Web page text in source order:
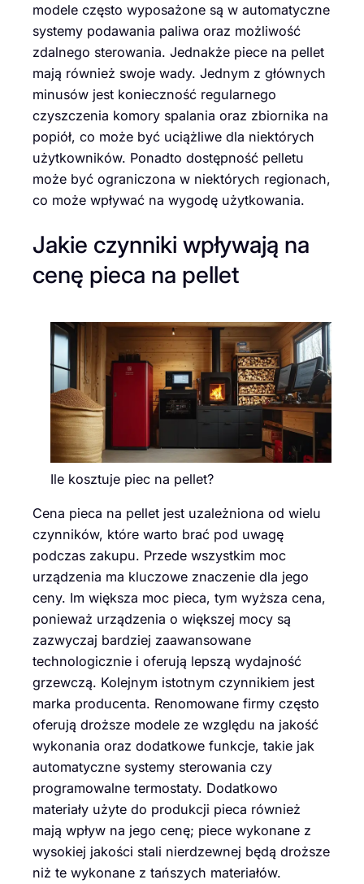
modele często wyposażone są w automatyczne
systemy podawania paliwa oraz możliwość
zdalnego sterowania. Jednakże piece na pellet
mają również swoje wady. Jednym z głównych
minusów jest konieczność regularnego
czyszczenia komory spalania oraz zbiornika na
popiół, co może być uciążliwe dla niektórych
użytkowników. Ponadto dostępność pelletu
może być ograniczona w niektórych regionach,
co może wpływać na wygodę użytkowania.
Jakie czynniki wpływają na
cenę pieca na pellet
Ile kosztuje piec na pellet?
Cena pieca na pellet jest uzależniona od wielu
czynników, które warto brać pod uwagę
podczas zakupu. Przede wszystkim moc
urządzenia ma kluczowe znaczenie dla jego
ceny. Im większa moc pieca, tym wyższa cena,
ponieważ urządzenia o większej mocy są
zazwyczaj bardziej zaawansowane
technologicznie i oferują lepszą wydajność
grzewczą. Kolejnym istotnym czynnikiem jest
marka producenta. Renomowane firmy często
oferują droższe modele ze względu na jakość
wykonania oraz dodatkowe funkcje, takie jak
automatyczne systemy sterowania czy
programowalne termostaty. Dodatkowo
materiały użyte do produkcji pieca również
mają wpływ na jego cenę; piece wykonane z
wysokiej jakości stali nierdzewnej będą droższe
niż te wykonane z tańszych materiałów.